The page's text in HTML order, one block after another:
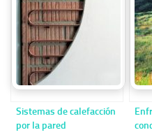
Sistemas de calefacción
por la pared